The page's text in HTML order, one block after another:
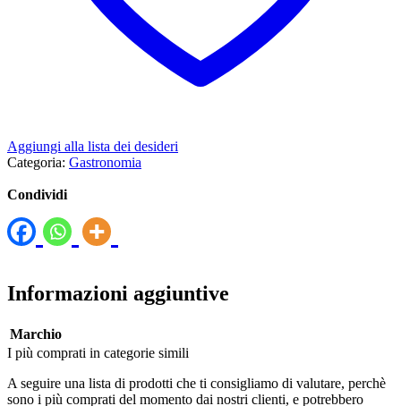
Aggiungi alla lista dei desideri
Categoria: Gastronomia
Condividi
Informazioni aggiuntive
Marchio
I più comprati in categorie simili
A seguire una lista di prodotti che ti consigliamo di valutare, perchè
sono i più comprati del momento dai nostri clienti, e potrebbero